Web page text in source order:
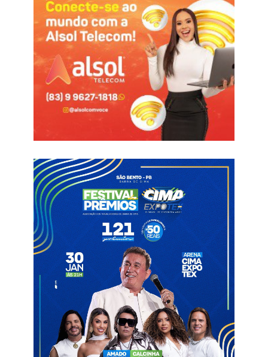
da Secretaria de Estado da Mulher e da Diversidade Humana,
em parceria com a FAMUP e outros órgãos estaduais. O selo
reconhece iniciativas municipais que incentivam a igualdade de
oportunidades, a valorização feminina e a garantia de direitos.
O resultado é fruto das ações desenvolvidas pela gestão
municipal, em parceria com a Coordenadoria de Políticas
Públicas para Mulheres e outras áreas da administração, que
vêm promovendo iniciativas voltadas ao cuidado, à proteção e
à ampliação de políticas públicas para as mulheres de São
Bento.
A conquista, pelo quarto ano consecutivo, demonstra a
continuidade do trabalho desenvolvido no município e a
responsabilidade da gestão em ampliar iniciativas que
promovam respeito, inclusão e mais oportunidades para as
mulheres São-bentenses.
Segundo a coordenadora de Políticas Públicas para as
Mulheres de São Bento, Cínthya Maria Dantas, o município
entrou com o projeto que permanece em andamento com
mães atípicas, sobretudo, aquelas com crianças matriculadas
na Escola Samuel Ramalho. “Na unidade escolar, são feitas
reuniões periódicas de acolhimento, troca de vivências e